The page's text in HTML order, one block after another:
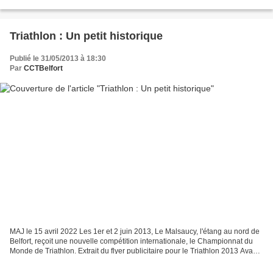
Triathlon : Un petit historique
Publié le 31/05/2013 à 18:30
Par CCTBelfort
MAJ le 15 avril 2022 Les 1er et 2 juin 2013, Le Malsaucy, l'étang au nord de
Belfort, reçoit une nouvelle compétition internationale, le Championnat du
Monde de Triathlon. Extrait du flyer publicitaire pour le Triathlon 2013 Avant